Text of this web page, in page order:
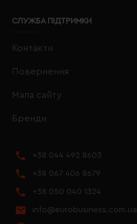
СЛУЖБА ПІДТРИМКИ
Контакти
Повернення
Мапа сайту
Бренди
+38 044 492 8603
+38 067 406 8679
+38 050 040 1324
info@eurobusiness.com.ua